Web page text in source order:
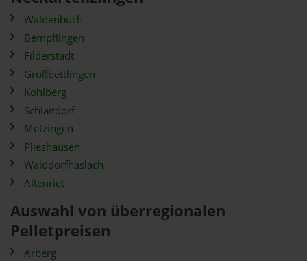
Waldenbuch
Bempflingen
Filderstadt
Großbettlingen
Kohlberg
Schlaitdorf
Metzingen
Pliezhausen
Walddorfhäslach
Altenriet
Auswahl von überregionalen
Pelletpreisen
Arberg